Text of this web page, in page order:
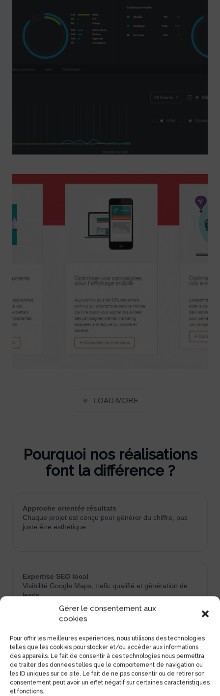
Gérer le consentement aux
cookies
Pour offrir les meilleures expériences, nous utilisons des technologies
telles que les cookies pour stocker et/ou accéder aux informations
des appareils. Le fait de consentir à ces technologies nous permettra
de traiter des données telles que le comportement de navigation ou
les ID uniques sur ce site. Le fait de ne pas consentir ou de retirer son
consentement peut avoir un effet négatif sur certaines caractéristiques
et fonctions.
Rapport d’émission et statistiques
de votre campagne emailing
Aide & Tutorat pour vous
LOAD MORE
Pourquoi nos réalisations
font la différence ?
Approche orientée résultats
Chaque projet est conçu pour générer du chiffre, pas
juste être esthétique.
Expertise SEO local
Visibilité Google Maps, trafic qualifié et génération de
leads.
Vision stratégique
Pas de prestation isolée, mais une logique globale
cohérente.